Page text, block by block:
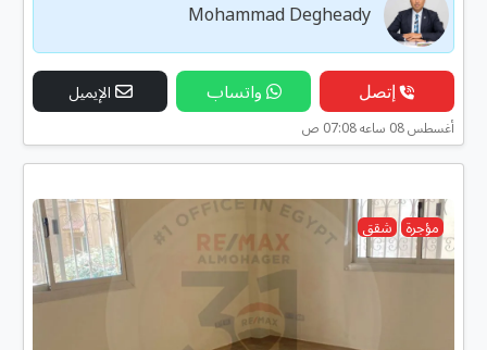
Mohammad Degheady
إتصل واتساب الإيميل
أغسطس 08 ساعه 07:08 ص
مؤجرة شقق